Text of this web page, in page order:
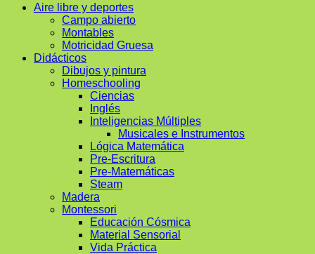
Aire libre y deportes
Campo abierto
Montables
Motricidad Gruesa
Didácticos
Dibujos y pintura
Homeschooling
Ciencias
Inglés
Inteligencias Múltiples
Musicales e Instrumentos
Lógica Matemática
Pre-Escritura
Pre-Matemáticas
Steam
Madera
Montessori
Educación Cósmica
Material Sensorial
Vida Práctica